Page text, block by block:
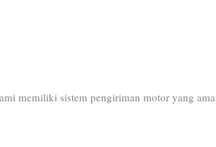
memiliki sistem pengiriman motor yang